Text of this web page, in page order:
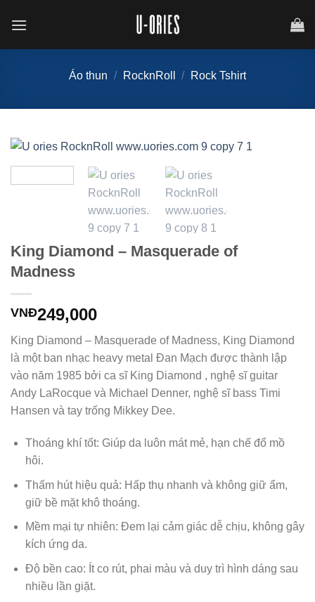
đến
Áo thun / RocknRoll / Rock Tshirt
King Diamond – Masquerade of
Madness
VNĐ249,000
King Diamond – Masquerade of Madness, King Diamond
là một ban nhạc heavy metal Đan Mạch được thành lập
vào năm 1985 bởi ca sĩ King Diamond , nghệ sĩ guitar
Andy LaRocque và Michael Denner, nghệ sĩ bass Timi
Hansen và tay trống Mikkey Dee.
Thoáng khí tốt: Giúp da luôn mát mẻ, hạn chế đổ mồ
hôi.
Thấm hút hiệu quả: Hấp thụ nhanh và không giữ ẩm,
giữ bề mặt khô thoáng.
Mềm mại tự nhiên: Đem lại cảm giác dễ chịu, không gây
kích ứng da.
Độ bền cao: Ít co rút, phai màu và duy trì hình dáng sau
nhiều lần giặt.